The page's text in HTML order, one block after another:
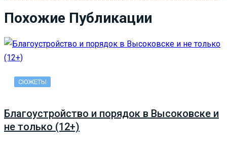
Похожие Публикации
СЮЖЕТЫ
Благоустройство и порядок в Высоковске и
не только (12+)